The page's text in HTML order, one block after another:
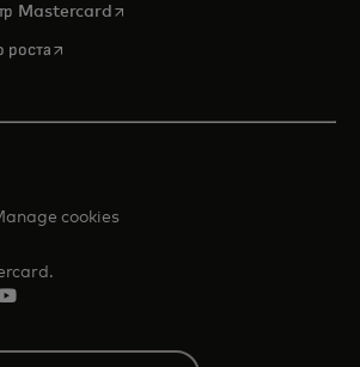
Mastercardopens in a new tab
ростаopens in a new tab
cookies